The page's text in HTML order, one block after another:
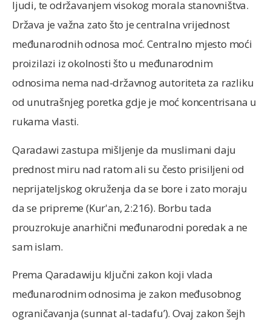
ljudi, te održavanjem visokog morala stanovništva.
Država je važna zato što je centralna vrijednost
međunarodnih odnosa moć. Centralno mjesto moći
proizilazi iz okolnosti što u međunarodnim
odnosima nema nad-državnog autoriteta za razliku
od unutrašnjeg poretka gdje je moć koncentrisana u
rukama vlasti.
Qaradawi zastupa mišljenje da muslimani daju
prednost miru nad ratom ali su često prisiljeni od
neprijateljskog okruženja da se bore i zato moraju
da se pripreme (Kur'an, 2:216). Borbu tada
prouzrokuje anarhični međunarodni poredak a ne
sam islam.
Prema Qaradawiju ključni zakon koji vlada
međunarodnim odnosima je zakon međusobnog
ograničavanja (sunnat al-tadafu’). Ovaj zakon šejh